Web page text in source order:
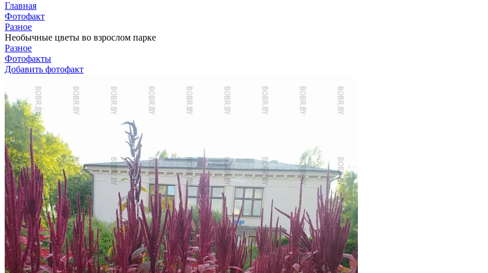
Главная
Фотофакт
Разное
Необычные цветы во взрослом парке
Разное
Фотофакты
Добавить фотофакт